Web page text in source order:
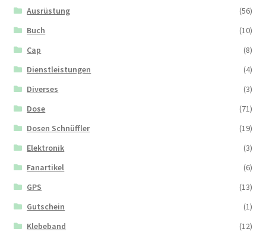
Ausrüstung
(56)
Buch
(10)
Cap
(8)
Dienstleistungen
(4)
Diverses
(3)
Dose
(71)
Dosen Schnüffler
(19)
Elektronik
(3)
Fanartikel
(6)
GPS
(13)
Gutschein
(1)
Klebeband
(12)